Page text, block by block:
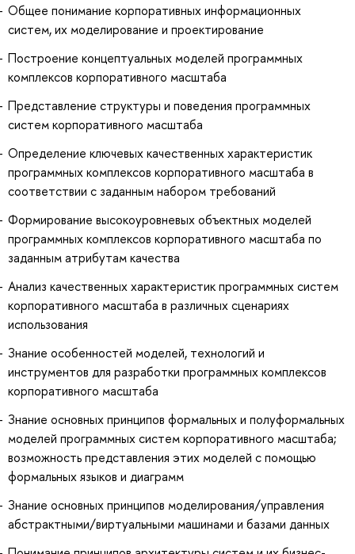
Общее понимание корпоративных информационных
систем, их моделирование и проектирование
Построение концептуальных моделей программных
комплексов корпоративного масштаба
Представление структуры и поведения программных
систем корпоративного масштаба
Определение ключевых качественных характеристик
программных комплексов корпоративного масштаба в
соответствии с заданным набором требований
Формирование высокоуровневых объектных моделей
программных комплексов корпоративного масштаба по
заданным атрибутам качества
Анализ качественных характеристик программных систем
корпоративного масштаба в различных сценариях
использования
Знание особенностей моделей, технологий и
инструментов для разработки программных комплексов
корпоративного масштаба
Знание основных принципов формальных и полуформальных
моделей программных систем корпоративного масштаба;
возможность представления этих моделей с помощью
формальных языков и диаграмм
Знание основных принципов моделирования/управления
абстрактными/виртуальными машинами и базами данных